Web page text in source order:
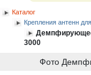
Каталог
Крепления антенн
3000
Фото